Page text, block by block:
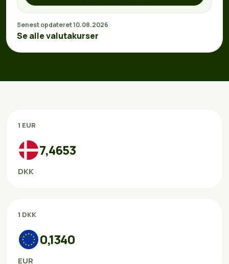
Senest opdateret 10.08.2026
Se alle valutakurser
1 EUR
7,4653
DKK
1 DKK
0,1340
EUR